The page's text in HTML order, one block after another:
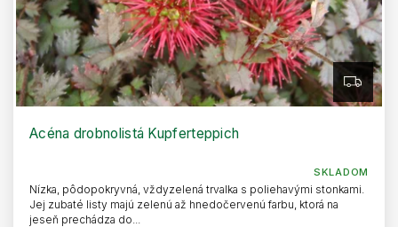
o
v
Z
D
Acéna drobnolistá Kupferteppich
SKLADOM
Nízka, pôdopokryvná, vždyzelená trvalka s poliehavými stonkami.
Jej zubaté listy majú zelenú až hnedočervenú farbu, ktorá na
jeseň prechádza do...